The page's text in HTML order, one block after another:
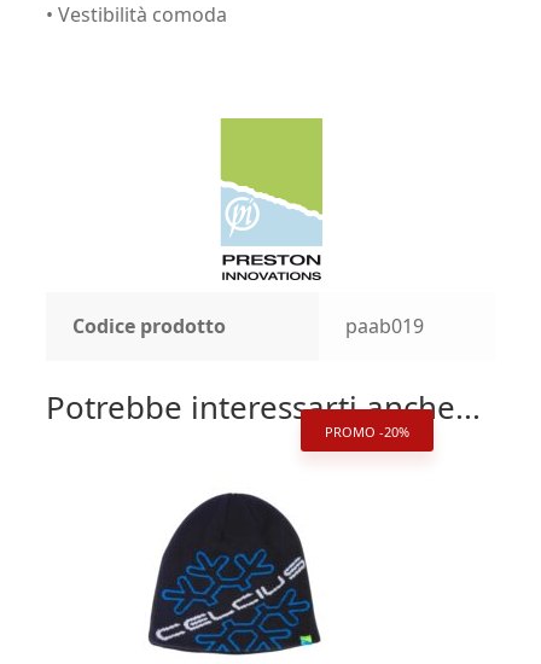
• Vestibilità comoda
Codice prodotto paab019
Potrebbe interessarti anche...
PROMO -20%